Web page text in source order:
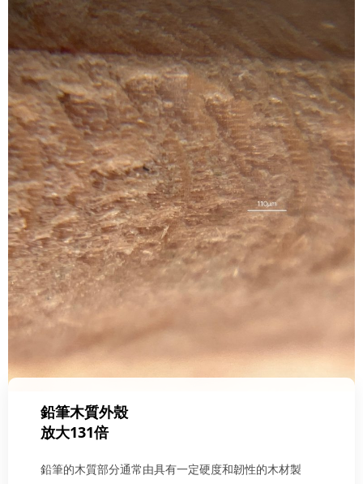
鉛筆木質外殼
放大131倍
鉛筆的木質部分通常由具有一定硬度和韌性的木材製